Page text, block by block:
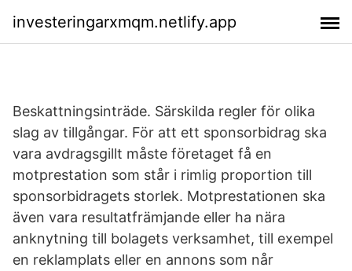
investeringarxmqm.netlify.app
Beskattningsinträde. Särskilda regler för olika
slag av tillgångar. För att ett sponsorbidrag ska
vara avdragsgillt måste företaget få en
motprestation som står i rimlig proportion till
sponsorbidragets storlek. Motprestationen ska
även vara resultatfrämjande eller ha nära
anknytning till bolagets verksamhet, till exempel
en reklamplats eller en annons som når